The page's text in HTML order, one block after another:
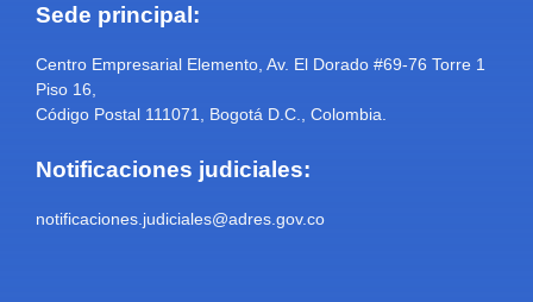
Sede principal:
Centro Empresarial Elemento, Av. El Dorado #69-76 Torre 1
Piso 16,
Código Postal 111071, Bogotá D.C., Colombia.
Notificaciones judiciales:
notificaciones.judiciales@adres.gov.co